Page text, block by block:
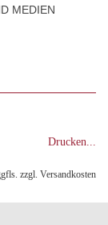
MEDIEN
Drucken...
zzgl. Versandkosten